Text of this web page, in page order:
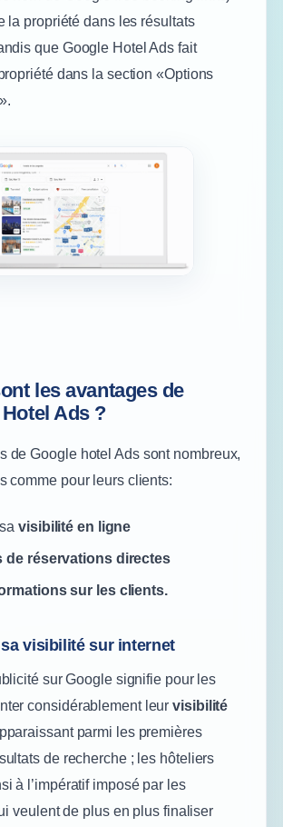
la propriété dans les résultats
que Google Hotel Ads fait
dans la section «Options
les avantages de
Ads ?
de Google hotel Ads sont nombreux,
comme pour leurs clients:
visibilité en ligne
de réservations directes
sur les clients.
visibilité sur internet
sur Google signifie pour les
considérablement leurvisibilité
parmi les premières
de recherche ; les hôteliers
à l’impératif imposé par les
veulent de plus en plus finaliser